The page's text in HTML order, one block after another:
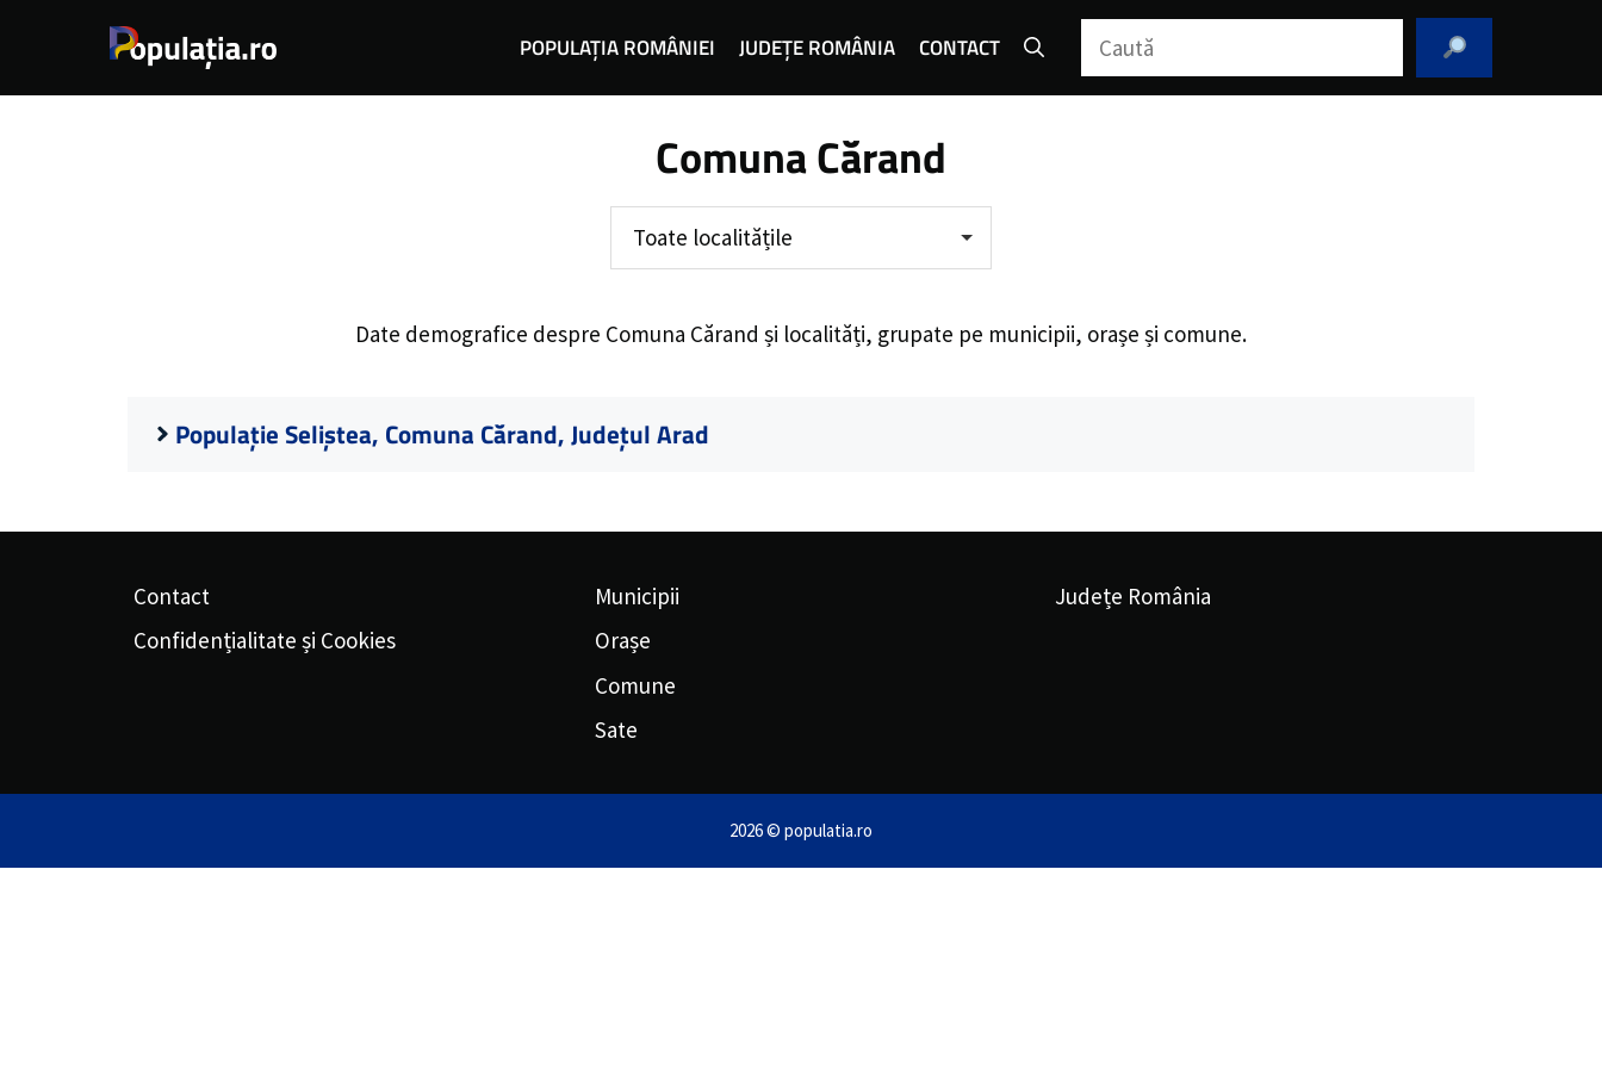
POPULAȚIA ROMÂNIEI JUDEȚE ROMÂNIA CONTACT Caută
Comuna Cărand
Toate localitățile
Date demografice despre Comuna Cărand și localități, grupate pe municipii, orașe și comune.
Populație Seliștea, Comuna Cărand, Județul Arad
Contact
Confidențialitate și Cookies
Municipii
Orașe
Comune
Sate
Județe România
2026 © populatia.ro